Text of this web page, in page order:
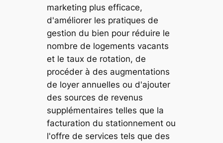
marketing plus efficace,
d'améliorer les pratiques de
gestion du bien pour réduire le
nombre de logements vacants
et le taux de rotation, de
procéder à des augmentations
de loyer annuelles ou d'ajouter
des sources de revenus
supplémentaires telles que la
facturation du stationnement ou
l'offre de services tels que des